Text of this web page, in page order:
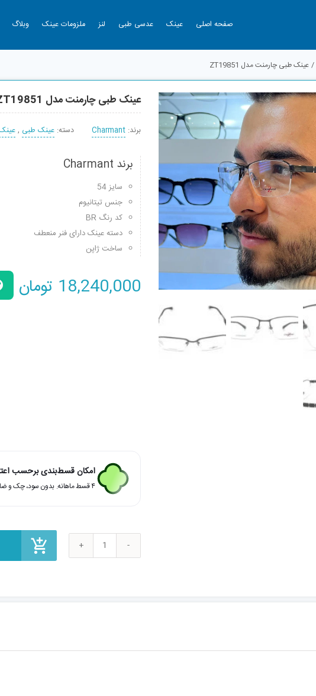
صفحه اصلی عینک عدسی طبی لنز ملزومات عینک وبلاگ
عینک طبی چارمنت مدل ZT19851
عینک طبی چارمنت مدل ZT19851
برند: Charmant دسته: عینک طبی ,
برند Charmant
سایز 54
جنس تیتانیوم
کد رنگ BR
دسته عینک دارای فنر منعطف
ساخت ژاپن
18,240,000 تومان
امکان قسط‌بندی برحسب
۴ قسط ماهانه. بدون سود، چک و ضامن.
عینک